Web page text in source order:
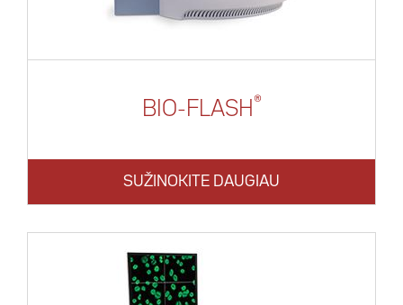
BIO-­FLASH ®
SUŽINOKITE DAUGIAU